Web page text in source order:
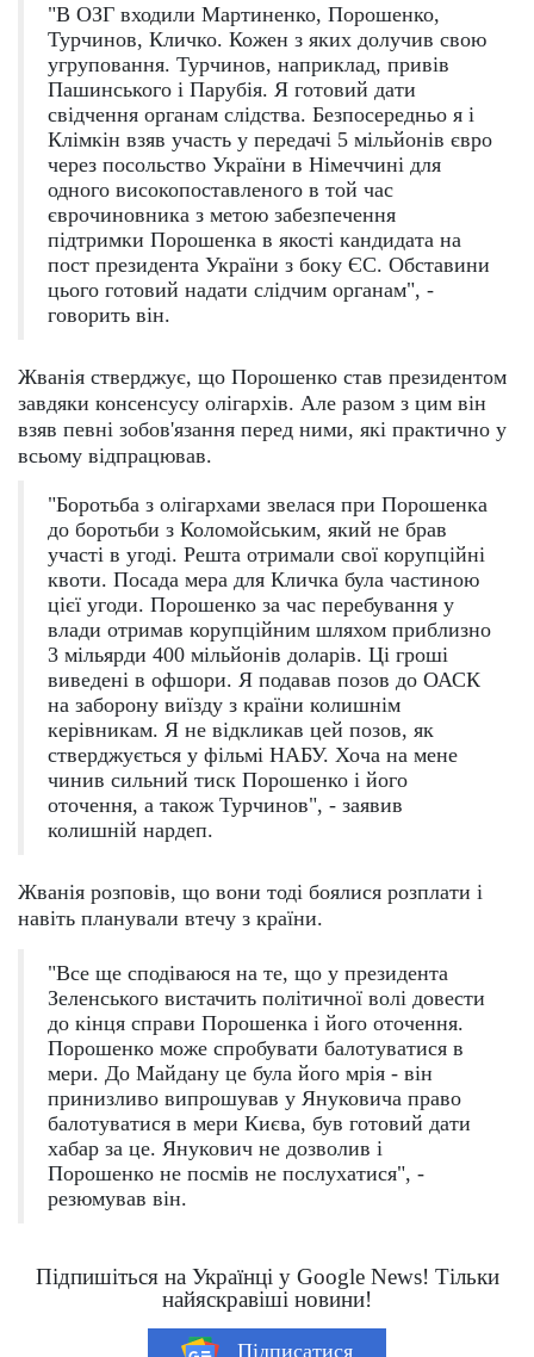
"В ОЗГ входили Мартиненко, Порошенко,
Турчинов, Кличко. Кожен з яких долучив свою
угруповання. Турчинов, наприклад, привів
Пашинського і Парубія. Я готовий дати
свідчення органам слідства. Безпосередньо я і
Клімкін взяв участь у передачі 5 мільйонів євро
через посольство України в Німеччині для
одного високопоставленого в той час
єврочиновника з метою забезпечення
підтримки Порошенка в якості кандидата на
пост президента України з боку ЄС. Обставини
цього готовий надати слідчим органам", -
говорить він.
Жванія стверджує, що Порошенко став президентом
завдяки консенсусу олігархів. Але разом з цим він
взяв певні зобов'язання перед ними, які практично у
всьому відпрацював.
"Боротьба з олігархами звелася при Порошенка
до боротьби з Коломойським, який не брав
участі в угоді. Решта отримали свої корупційні
квоти. Посада мера для Кличка була частиною
цієї угоди. Порошенко за час перебування у
влади отримав корупційним шляхом приблизно
3 мільярди 400 мільйонів доларів. Ці гроші
виведені в офшори. Я подавав позов до ОАСК
на заборону виїзду з країни колишнім
керівникам. Я не відкликав цей позов, як
стверджується у фільмі НАБУ. Хоча на мене
чинив сильний тиск Порошенко і його
оточення, а також Турчинов", - заявив
колишній нардеп.
Жванія розповів, що вони тоді боялися розплати і
навіть планували втечу з країни.
"Все ще сподіваюся на те, що у президента
Зеленського вистачить політичної волі довести
до кінця справи Порошенка і його оточення.
Порошенко може спробувати балотуватися в
мери. До Майдану це була його мрія - він
принизливо випрошував у Януковича право
балотуватися в мери Києва, був готовий дати
хабар за це. Янукович не дозволив і
Порошенко не посмів не послухатися", -
резюмував він.
Підпишіться на Українці у Google News! Тільки
найяскравіші новини!
Підписатися